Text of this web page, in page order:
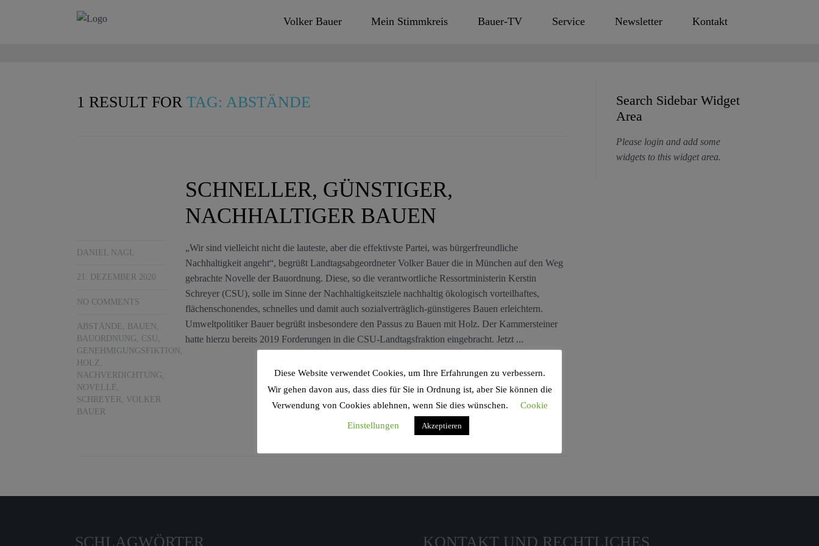
Volker Bauer Mein Stimmkreis Bauer-TV Service Newsletter Kontakt
1 RESULT FOR TAG: ABSTÄNDE
SCHNELLER, GÜNSTIGER,
NACHHALTIGER BAUEN
DANIEL NAGL
21. DEZEMBER 2020
NO COMMENTS
ABSTÄNDE, BAUEN ,
BAUORDNUNG, CSU,
GENEHMIGUNGSFIKTION ,
HOLZ,
NACHVERDICHTUNG,
NOVELLE,
SCHREYER, VOLKER
BAUER
„Wir sind vielleicht nicht die lauteste, aber die effektivste Partei, was bürgerfreundliche
Nachhaltigkeit angeht“, begrüßt Landtagsabgeordneter Volker Bauer die in München auf den Weg
gebrachte Novelle der Bauordnung. Diese, so die verantwortliche Ressortministerin Kerstin
Schreyer (CSU), solle im Sinne der Nachhaltigkeitsziele nachhaltig ökologisch vorteilhaftes,
flächenschonendes, schnelles und damit auch sozialverträglich-günstigeres Bauen erleichtern.
Umweltpolitiker Bauer begrüßt insbesondere den Passus zu Bauen mit Holz. Der Kammersteiner
hatte hierzu bereits 2019 Forderungen in die CSU-Landtagsfraktion eingebracht. Jetzt ...
Search Sidebar Widget
Area
Please login and add some
widgets to this widget area.
SCHLAGWÖRTER KONTAKT UND RECHTLICHES
Diese Website verwendet Cookies, um Ihre Erfahrungen zu verbessern.
Wir gehen davon aus, dass dies für Sie in Ordnung ist, aber Sie können die
Verwendung von Cookies ablehnen, wenn Sie dies wünschen.
Cookie
Einstellungen Akzeptieren